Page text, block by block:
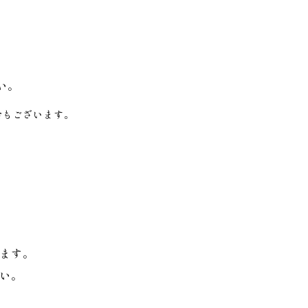
ございます。
す。
。